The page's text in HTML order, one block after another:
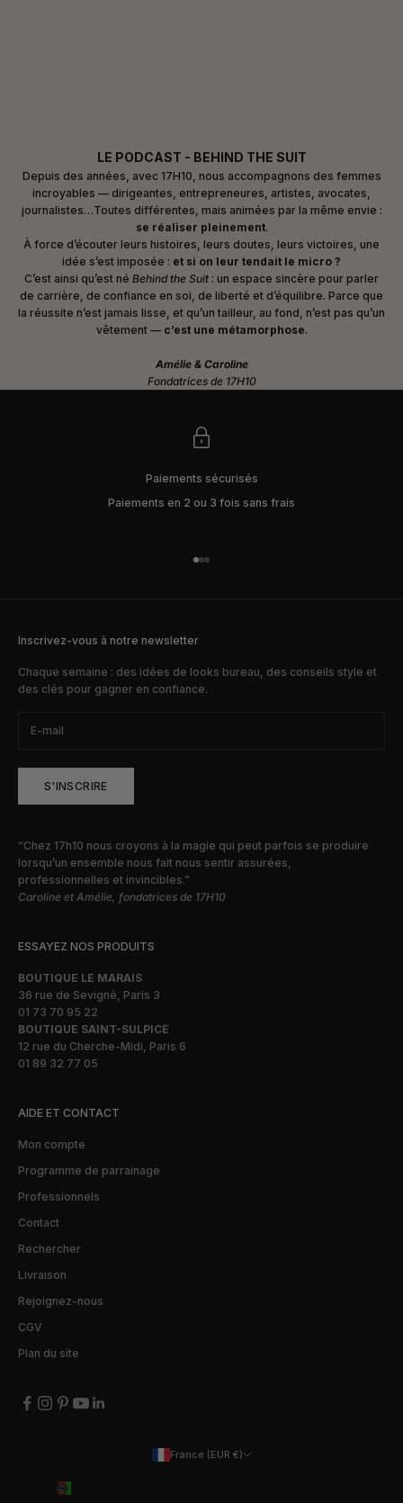
LE PODCAST - BEHIND THE SUIT
Depuis des années, avec 17H10, nous accompagnons des femmes
incroyables — dirigeantes, entrepreneures, artistes, avocates,
journalistes…Toutes différentes, mais animées par la même envie :
se réaliser pleinement.
À force d’écouter leurs histoires, leurs doutes, leurs victoires, une
idée s’est imposée : et si on leur tendait le micro ?
C’est ainsi qu’est né Behind the Suit : un espace sincère pour parler
de carrière, de confiance en soi, de liberté et d’équilibre. Parce que
la réussite n’est jamais lisse, et qu’un tailleur, au fond, n’est pas qu’un
vêtement — c’est une métamorphose.
Amélie & Caroline
Fondatrices de 17H10
Paiements sécurisés
Paiements en 2 ou 3 fois sans frais
Aller à l'élément 1
Aller à l'élément 2
Aller à l'élément 3
Inscrivez-vous à notre newsletter
Chaque semaine : des idées de looks bureau, des conseils style et
des clés pour gagner en confiance.
S'INSCRIRE
“Chez 17h10 nous croyons à la magie qui peut parfois se produire
lorsqu’un ensemble nous fait nous sentir assurées,
professionnelles et invincibles.”
Caroline et Amélie, fondatrices de 17H10
ESSAYEZ NOS PRODUITS
BOUTIQUE LE MARAIS
36 rue de Sevigné, Paris 3
01 73 70 95 22
BOUTIQUE SAINT-SULPICE
12 rue du Cherche-Midi, Paris 6
01 89 32 77 05
AIDE ET CONTACT
Mon compte
Programme de parrainage
Professionnels
Contact
Rechercher
Livraison
Rejoignez-nous
CGV
Plan du site
France (EUR €)